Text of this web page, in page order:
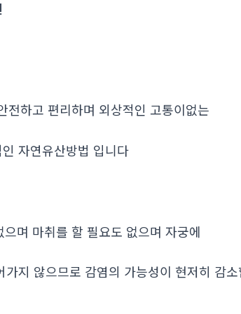
전하고 편리하며 외상적인 고통이없는
자연유산방법 입니다
며 마취를 할 필요도 없으며 자궁에
가지 않으므로 감염의 가능성이 현저히 감